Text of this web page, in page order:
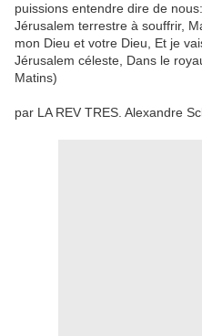
puissions entendre dire de nous:
Jérusalem terrestre à souffrir,
mon Dieu et votre Dieu Et je
Jérusalem céleste Dans le
Matins)
par LA REV TRES Alexandre